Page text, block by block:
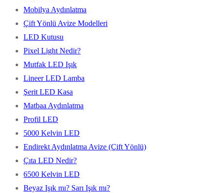
Mobilya Aydınlatma
Çift Yönlü Avize Modelleri
LED Kutusu
Pixel Light Nedir?
Mutfak LED Işık
Lineer LED Lamba
Şerit LED Kasa
Matbaa Aydınlatma
Profil LED
5000 Kelvin LED
Endirekt Aydınlatma Avize (Çift Yönlü)
Çıta LED Nedir?
6500 Kelvin LED
Beyaz Işık mı? Sarı Işık mı?